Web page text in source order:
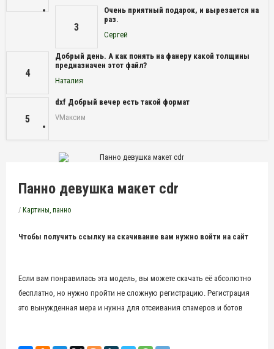
3
Очень приятный подарок, и вырезается на
раз.
Сергей
4
Добрый день. А как понять на фанеру какой толщины
предназначен этот файл?
Наталия
5
dxf Добрый вечер есть такой формат
VМаксим
Панно девушка макет cdr
/ Картины, панно
Чтобы получить ссылку на скачивание вам нужно войти на сайт
Если вам понравилась эта модель, вы можете скачать её абсолютно
бесплатно, но нужно пройти не сложную регистрацию. Регистрация
это вынужденная мера и нужна для отсеивания спамеров и ботов